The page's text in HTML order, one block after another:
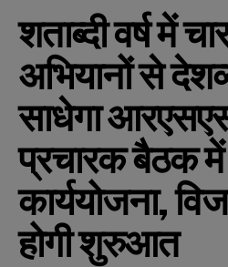
शताब्दी वर्ष में
अभियानों से
साधेगा
प्रचारक बैठक में
कार्ययोजना,
होगी शुरुआत